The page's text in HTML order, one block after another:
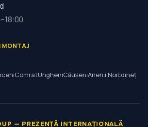
MONTAJ
ComratUngheniCăușeniAnenii NoiEdineț
— PREZENȚĂ INTERNAȚIONALĂ